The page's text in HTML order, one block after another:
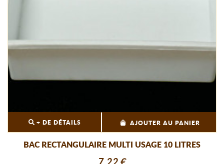
+ DE DÉTAILS AJOUTER AU PANIER
BAC RECTANGULAIRE MULTI USAGE 10 LITRES